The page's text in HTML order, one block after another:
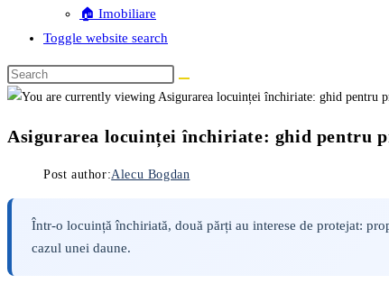
🏠 Imobiliare
Toggle website search
Asigurarea locuinței închiriate: ghid pentru
Post author:Alecu Bogdan
Într-o locuință închiriată, două părți au interese de protejat:
cazul unei daune.